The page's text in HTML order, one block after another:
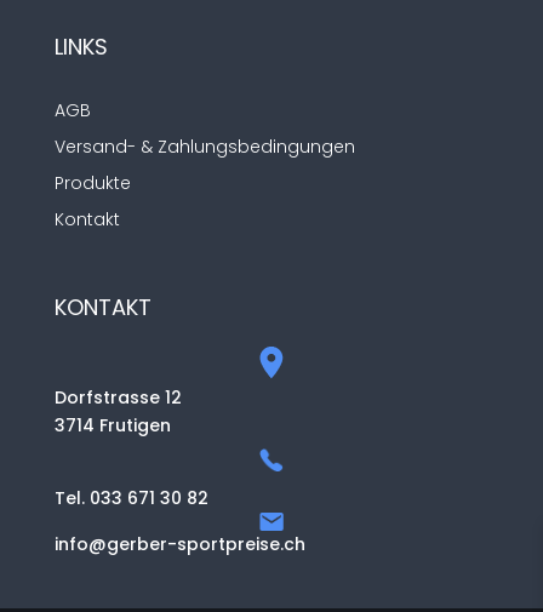
LINKS
AGB
Versand- & Zahlungsbedingungen
Produkte
Kontakt
KONTAKT
Dorfstrasse 12
3714 Frutigen
Tel. 033 671 30 82
info@gerber-sportpreise.ch